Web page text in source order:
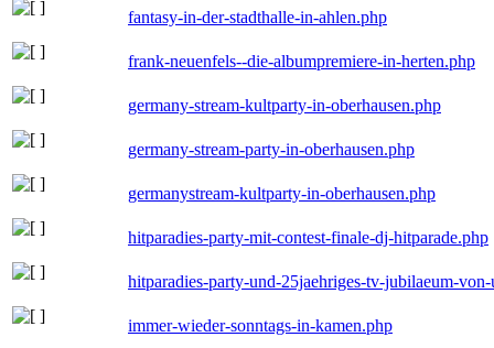
fantasy-in-der-stadthalle-in-ahlen.php
frank-neuenfels--die-albumpremiere-in-herten.php
germany-stream-kultparty-in-oberhausen.php
germany-stream-party-in-oberhausen.php
germanystream-kultparty-in-oberhausen.php
hitparadies-party-mit-contest-finale-dj-hitparade.php
hitparadies-party-und-25jaehriges-tv-jubilaeum-
immer-wieder-sonntags-in-kamen.php